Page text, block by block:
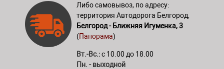
Либо самовывоз, по адресу:
территория Автодорога Белгород,
Белгород - Ближняя Игуменка, 3
(Панорама)
Вт.-Вс.:с 10.00 до 18.00
Пн. - выходной